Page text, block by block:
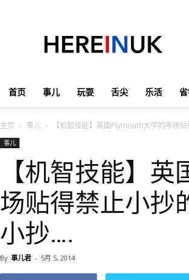
首页 事儿 玩耍 舌尖 乐活
主页 事儿 【机智技能】英国Plymouth大学的考场
事儿
【机智技能】
场贴得禁止小抄
小抄….
By 事儿君 - 5月 5, 2014